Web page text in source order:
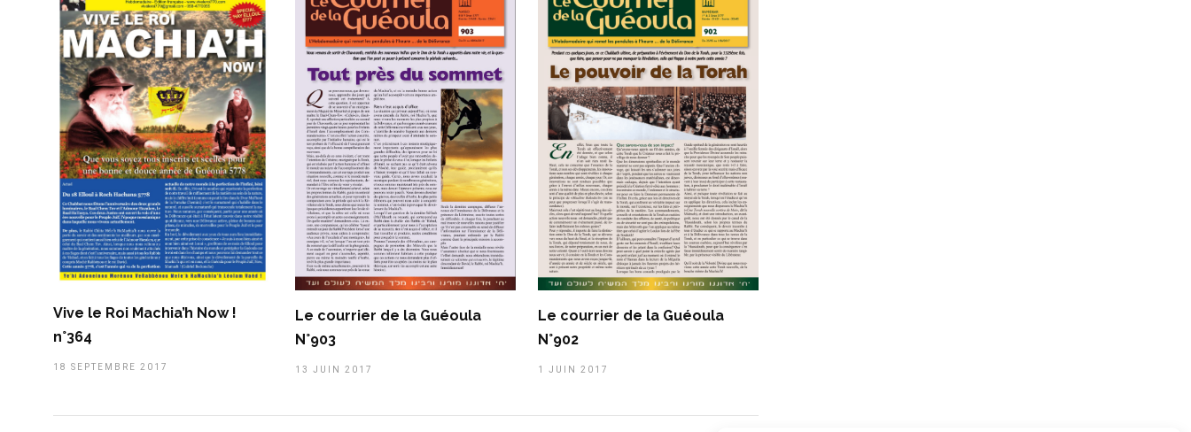
Vive le Roi Machia’h Now !
n°364
18 SEPTEMBRE 2017
Le courrier de la Guéoula
N°903
13 JUIN 2017
Le courrier de la Guéoula
N°902
1 JUIN 2017